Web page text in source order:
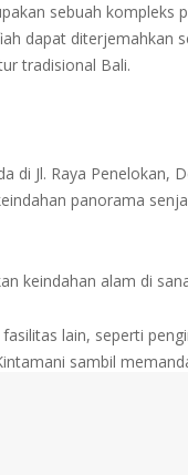
sebuah kompleks
dapat diterjemahkan
tradisional Bali.
di Jl. Raya Penelokan,
panorama
keindahan alam di
lain, seperti
sambil